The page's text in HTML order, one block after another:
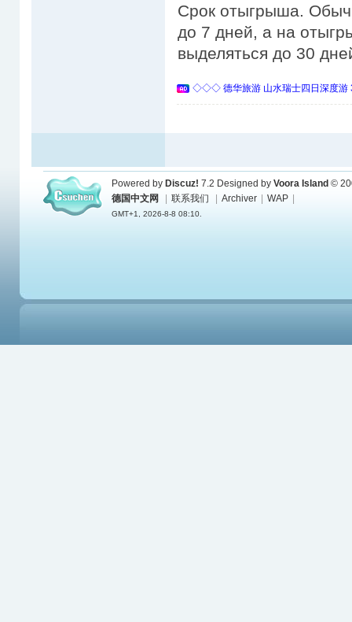
Срок отыгрыша.
до 7 дней, а на
выделяться до 30
◇◇◇ 德华旅游 山水瑞士四日深度
Powered by Discuz! 7.2 Designed by Voora Island ©
德国中文网
联系我们 Archiver WAP
GMT+1, 2026-8-8 08:10.